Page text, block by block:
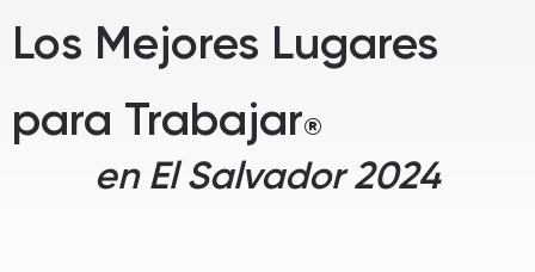
Los Mejores Lugares
para Trabajar®
en El Salvador 2024